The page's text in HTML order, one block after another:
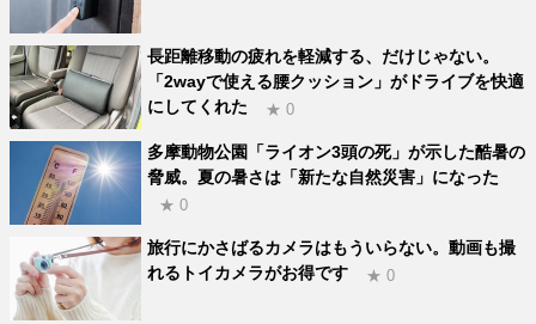
長距離移動の疲れを軽減する、だけじゃない。
「2wayで使える腰クッション」がドライブを快適
にしてくれた
★ 0
多摩動物公園「ライオン3頭の死」が示した酷暑の
脅威。夏の暑さは「新たな自然災害」になった
★ 0
旅行にかさばるカメラはもういらない。動画も撮
れるトイカメラがお得です
★ 0